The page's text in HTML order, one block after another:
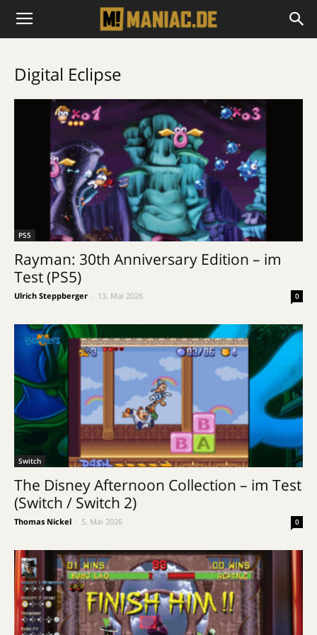
Digital Eclipse
PS5
Rayman: 30th Anniversary Edition – im
Test (PS5)
Ulrich Steppberger 13. Mai 2026 0
Switch
The Disney Afternoon Collection – im Test
(Switch / Switch 2)
Thomas Nickel 5. Mai 2026 0